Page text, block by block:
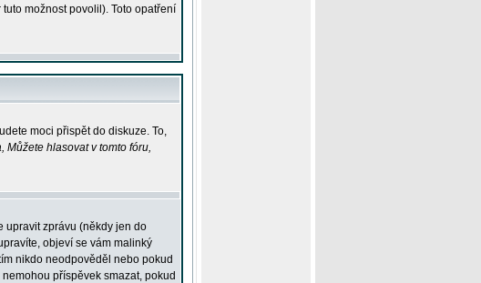
možnost povolil). Toto opatření
moci přispět do diskuze. To,
Můžete hlasovat v tomto fóru,
upravit zprávu (někdy jen do
objeví se vám malinký
nikdo neodpověděl nebo pokud
příspěvek smazat, pokud